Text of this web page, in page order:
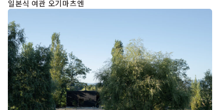
일본식 여관 오기마츠엔